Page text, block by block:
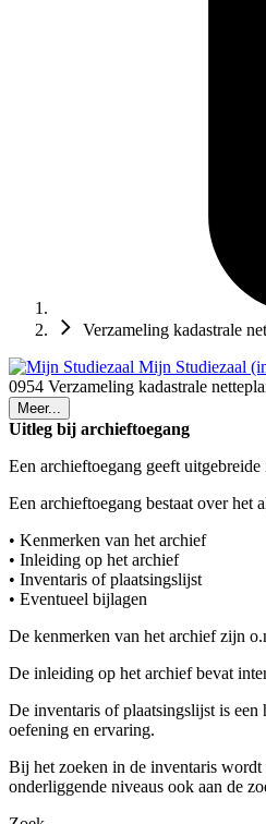
Verzameling kadastrale
Mijn Studiezaal
0954 Verzameling kadastrale
Meer...
Uitleg bij archieftoegang
Een archieftoegang geeft
Een archieftoegang bestaat over het
• Kenmerken van het archief
• Inleiding op het archief
• Inventaris of plaatsingslijst
• Eventueel bijlagen
De kenmerken van het archief zijn
De inleiding op het archief bevat
De inventaris of plaatsingslijst is
oefening en ervaring.
Bij het zoeken in de inventaris
onderliggende niveaus ook aan de